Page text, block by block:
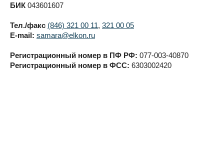
БИК 043601607
Тел./факс (846) 321 00 11, 321 00 05
E-mail: samara@elkon.ru
Регистрационный номер в ПФ РФ: 077-003-40870
Регистрационный номер в ФСС: 6303002420